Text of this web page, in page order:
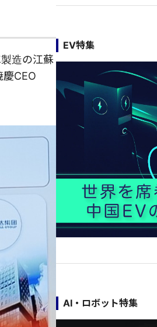
造の江蘇
CEO
EV特集
AI・ロボット特集